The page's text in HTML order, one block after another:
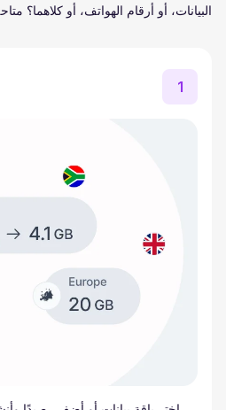
البيانات، أو أرقام الهواتف، أو
1